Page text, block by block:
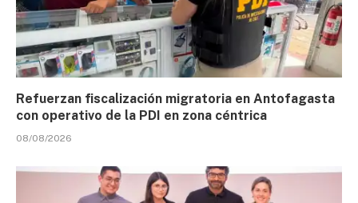
Refuerzan fiscalización migratoria en Antofagasta
con operativo de la PDI en zona céntrica
08/08/2026